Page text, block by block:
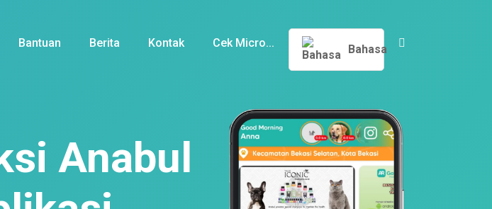
Bantuan Berita Kontak Cek Micro... Bahasa
Anabul